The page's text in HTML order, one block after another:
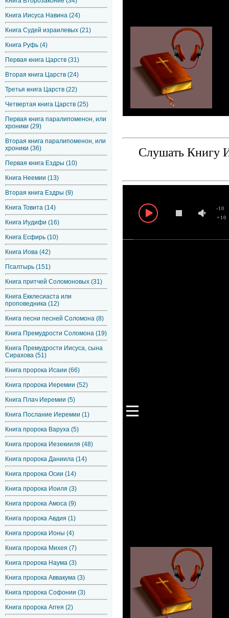
Книга Иисуса Навина (24)
Книга Судей израилевых (21)
Книга Руфь (4)
Первая книга Царств (31)
Вторая книга Царств (24)
Третья книга Царств (22)
Четвертая книга Царств (25)
Первая книга паралипоменон, или
хроники (29)
Вторая книга паралипоменон, или
хроники (36)
Первая книга Ездры (10)
Книга Неемии (13)
Вторая книга Ездры (9)
Книга Товита (14)
Книга Иудифи (16)
Книга Есфирь (10)
Книга Иова (42)
Псалтырь (151)
Книга притчей Соломоновых (31)
Книга Екклесиаста или
проповедника (12)
Книга песни песней Соломона (8)
Книга Премудрости Соломона (19)
Книга Премудрости Иисуса, сына
Сирахова (51)
Книга пророка Исаии (66)
Книга пророка Иеремии (52)
Книга Плач Иеремии (5)
Книга Послание Иеремии (1)
Книга пророка Варуха (5)
Книга пророка Иезекииля (48)
Книга пророка Даниила (14)
Книга пророка Осии (14)
Книга пророка Иоиля (3)
Книга пророка Амоса (9)
Книга пророка Авдия (1)
Книга пророка Ионы (4)
Книга пророка Михея (7)
Книга пророка Наума (3)
Книга пророка Аввакума (3)
Книга пророка Софонии (3)
Книга пророка Аггея (2)
Слушать Книгу
+10
-10